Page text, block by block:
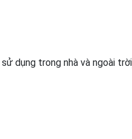
dụng trong nhà và ngoài